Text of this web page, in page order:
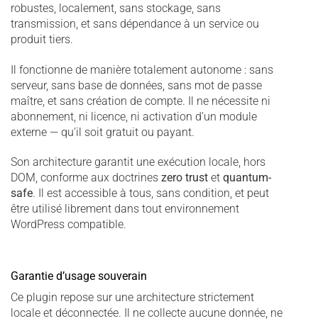
robustes, localement, sans stockage, sans
transmission, et sans dépendance à un service ou
produit tiers.
Il fonctionne de manière totalement autonome : sans
serveur, sans base de données, sans mot de passe
maître, et sans création de compte. Il ne nécessite ni
abonnement, ni licence, ni activation d’un module
externe — qu’il soit gratuit ou payant.
Son architecture garantit une exécution locale, hors
DOM, conforme aux doctrines zero trust et quantum-
safe. Il est accessible à tous, sans condition, et peut
être utilisé librement dans tout environnement
WordPress compatible.
Garantie d’usage souverain
Ce plugin repose sur une architecture strictement
locale et déconnectée. Il ne collecte aucune donnée, ne